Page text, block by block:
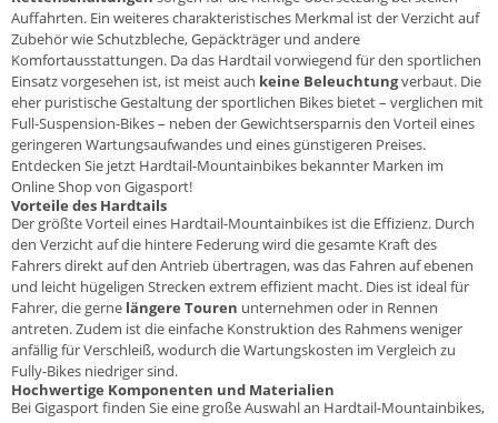
Auffahrten. Ein weiteres charakteristisches Merkmal ist der Verzicht auf
Zubehör wie Schutzbleche, Gepäckträger und andere
Komfortausstattungen. Da das Hardtail vorwiegend für den sportlichen
Einsatz vorgesehen ist, ist meist auch keine Beleuchtungverbaut. Die
eher puristische Gestaltung der sportlichen Bikes bietet – verglichen mit
Full-Suspension-Bikes– neben der Gewichtsersparnis den Vorteil eines
geringeren Wartungsaufwandes und eines günstigeren Preises.
Entdecken Sie jetzt Hardtail-Mountainbikes bekannter Marken im
Online Shop von Gigasport!
Vorteile des Hardtails
Der größte Vorteil eines Hardtail-Mountainbikes ist die Effizienz. Durch
den Verzicht auf die hintere Federung wird die gesamte Kraft des
Fahrers direkt auf den Antrieb übertragen, was das Fahren auf ebenen
und leicht hügeligen Strecken extrem effizient macht. Dies ist ideal für
Fahrer, die gerne längere Touren unternehmen oder in Rennen
antreten. Zudem ist die einfache Konstruktion des Rahmens weniger
anfällig für Verschleiß, wodurch die Wartungskosten im Vergleich zu
Fully-Bikes niedriger sind.
Hochwertige Komponenten und Materialien
Bei Gigasport finden Sie eine große Auswahl an Hardtail-Mountainbikes,